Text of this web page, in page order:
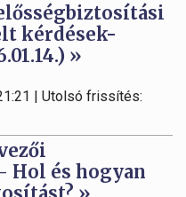
kérdések-
»
| Utolsó frissítés:
Hol és hogyan